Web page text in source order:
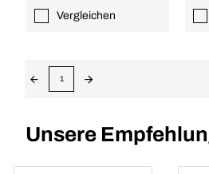
Vergleichen
1
Unsere